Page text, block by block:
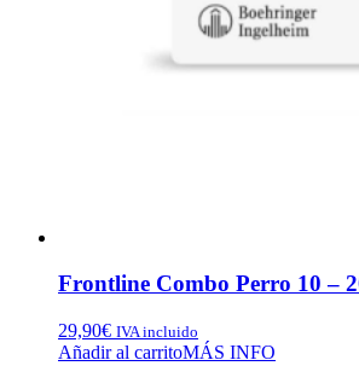
Frontline Combo Perro 10 –
29,90€ IVA incluido
Añadir al carritoMÁS INFO